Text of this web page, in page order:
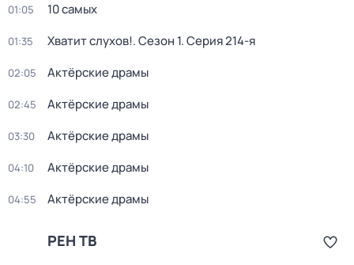
01:05 10 самых
01:35 Хватит слухов!. Сезон 1. Серия 214-я
02:05 Актёрские драмы
02:45 Актёрские драмы
03:30 Актёрские драмы
04:10 Актёрские драмы
04:55 Актёрские драмы
РЕН ТВ